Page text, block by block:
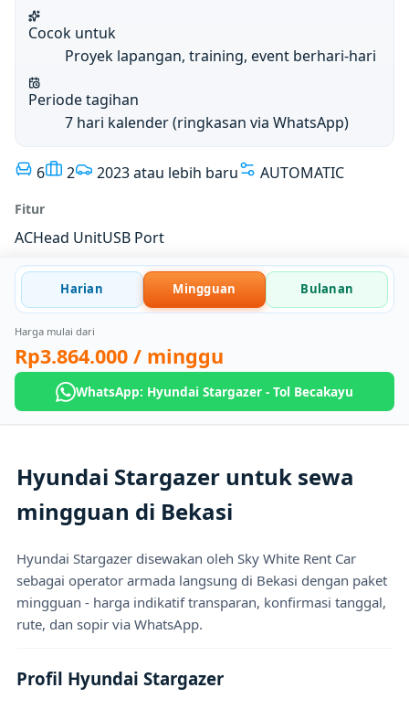
Cocok untuk
Proyek lapangan, training, event berhari-hari
Periode tagihan
7 hari kalender (ringkasan via WhatsApp)
6 2 2023 atau lebih baru AUTOMATIC
Fitur
ACHead UnitUSB Port
Harian Mingguan Bulanan
Harga mulai dari
Rp3.864.000 / minggu
WhatsApp: Hyundai Stargazer - Tol Becakayu
Hyundai Stargazer untuk sewa
mingguan di Bekasi
Hyundai Stargazer disewakan oleh Sky White Rent Car
sebagai operator armada langsung di Bekasi dengan paket
mingguan - harga indikatif transparan, konfirmasi tanggal,
rute, dan sopir via WhatsApp.
Profil Hyundai Stargazer